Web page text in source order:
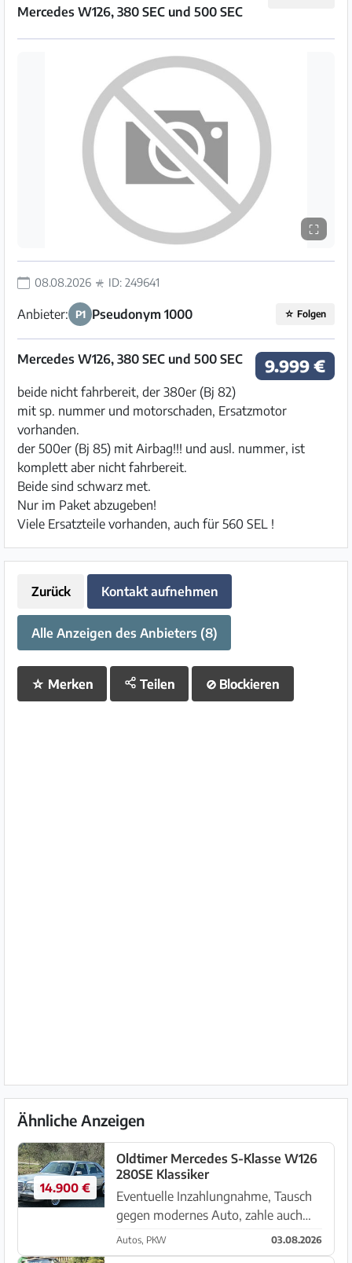
FAQ
Mercedes W126, 380 SEC und 500 SEC
⛶
08.08.2026 ID: 249641
Anbieter: P1 Pseudonym 1000 ☆ Folgen
9.999 €
Mercedes W126, 380 SEC und 500 SEC
beide nicht fahrbereit, der 380er (Bj 82)
mit sp. nummer und motorschaden, Ersatzmotor
vorhanden.
der 500er (Bj 85) mit Airbag!!! und ausl. nummer, ist
komplett aber nicht fahrbereit.
Beide sind schwarz met.
Nur im Paket abzugeben!
Viele Ersatzteile vorhanden, auch für 560 SEL !
Zurück Kontakt aufnehmen
Alle Anzeigen des Anbieters (8)
☆ Merken Teilen ⊘ Blockieren
Ähnliche Anzeigen
14.900 €
Oldtimer Mercedes S-Klasse W126
280SE Klassiker
Eventuelle Inzahlungnahme, Tausch
gegen modernes Auto, zahle auch
auf. Automatikgetriebe, Klima
Automatik, elektrische Sitze,
Autos, PKW 03.08.2026